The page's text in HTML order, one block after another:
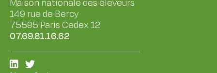
Maison nationale des éleveurs
149 rue de Bercy
75595 Paris Cedex 12
07.69.81.16.62